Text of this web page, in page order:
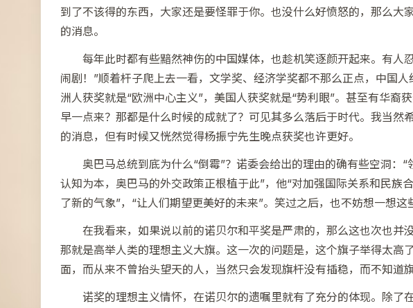
到了不该得的东西，大家还是要怪罪于你。也没什么好愤怒的，那么大
的消息。
每年此时都有些黯然神伤的中国媒体，也趁机笑逐颜开起来。有人
闹剧！”顺着杆子爬上去一看，文学奖、经济学奖都不那么正点，中国
洲人获奖就是“欧洲中心主义”，美国人获奖就是“势利眼”。甚至有华裔
早一点来？那都是什么时候的成就了？可见其多么落后于时代。我当然
的消息，但有时候又恍然觉得杨振宁先生晚点获奖也许更好。
奥巴马总统到底为什么“倒霉”？诺委会给出的理由的确有些空洞：
认知为本，奥巴马的外交政策正根植于此”，他“对加强国际关系和民族
了新的气象”，“让人们期望更美好的未来”。笑过之后，也不妨想一想这
在我看来，如果说以前的诺贝尔和平奖是严肃的，那么这也次也并
那就是高举人类的理想主义大旗。这一次的问题是，这个旗子举得太高
面，而从来不曾抬头望天的人，当然只会发现旗杆没有插稳，而不知道
诺奖的理想主义情怀，在诺贝尔的遗嘱里就有了充分的体现。除了